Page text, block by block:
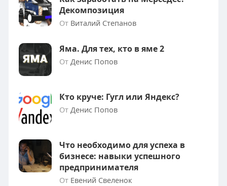
Декомпозиция
От Виталий Степанов
Яма. Для тех, кто в яме 2
От Денис Попов
Кто круче: Гугл или Яндекс?
От Денис Попов
Что необходимо для успеха в
бизнесе: навыки успешного
предпринимателя
От Евений Свеленок